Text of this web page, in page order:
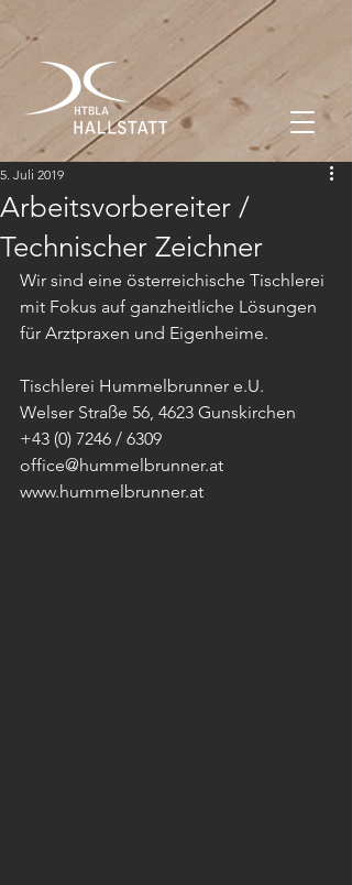
Arbeitsvorbereiter /
Technischer Zeichner
5. Juli 2019
Wir sind eine österreichische Tischlerei
mit Fokus auf ganzheitliche Lösungen
für Arztpraxen und Eigenheime.
Tischlerei Hummelbrunner e.U.
Welser Straße 56, 4623 Gunskirchen
+43 (0) 7246 / 6309
﻿office@hummelbrunner.at
www.hummelbrunner.at